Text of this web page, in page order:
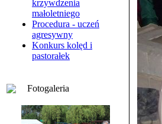
krzywdzenia
małoletniego
Procedura - uczeń
agresywny
Konkurs kolęd i
pastorałek
Fotogaleria